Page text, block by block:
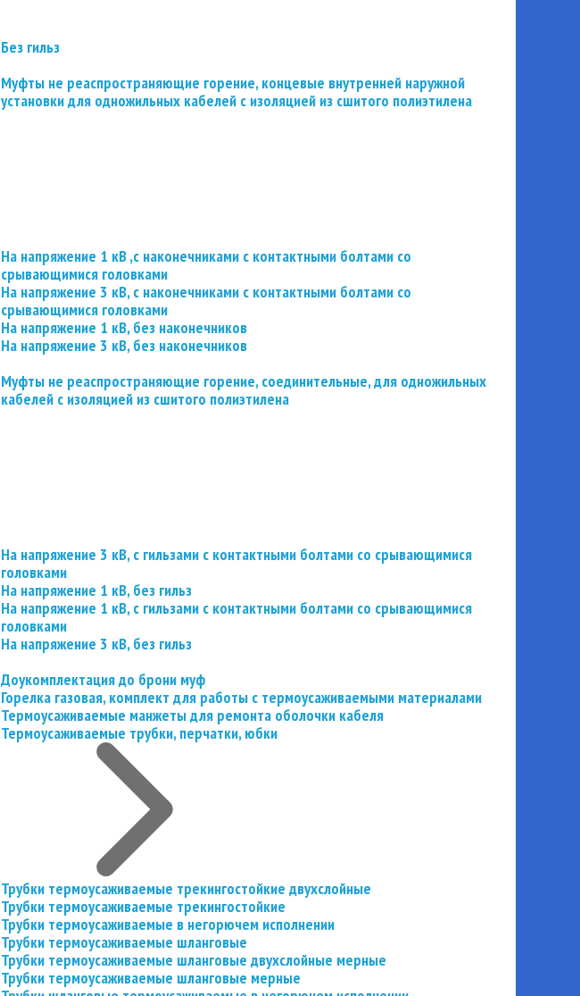
Без гильз
Муфты не реаспространяющие горение, концевые внутренней наружной
установки для одножильных кабелей с изоляцией из сшитого полиэтилена
На напряжение 1 кВ ,с наконечниками с контактными болтами со
срывающимися головками
На напряжение 3 кВ, с наконечниками с контактными болтами со
срывающимися головками
На напряжение 1 кВ, без наконечников
На напряжение 3 кВ, без наконечников
Муфты не реаспространяющие горение, соединительные, для одножильных
кабелей с изоляцией из сшитого полиэтилена
На напряжение 3 кВ, с гильзами с контактными болтами со срывающимися
головками
На напряжение 1 кВ, без гильз
На напряжение 1 кВ, с гильзами с контактными болтами со срывающимися
головками
На напряжение 3 кВ, без гильз
Доукомплектация до брони муф
Горелка газовая, комплект для работы с термоусаживаемыми материалами
Термоусаживаемые манжеты для ремонта оболочки кабеля
Термоусаживаемые трубки, перчатки, юбки
Трубки термоусаживаемые трекингостойкие двухслойные
Трубки термоусаживаемые трекингостойкие
Трубки термоусаживаемые в негорючем исполнении
Трубки термоусаживаемые шланговые
Трубки термоусаживаемые шланговые двухслойные мерные
Трубки термоусаживаемые шланговые мерные